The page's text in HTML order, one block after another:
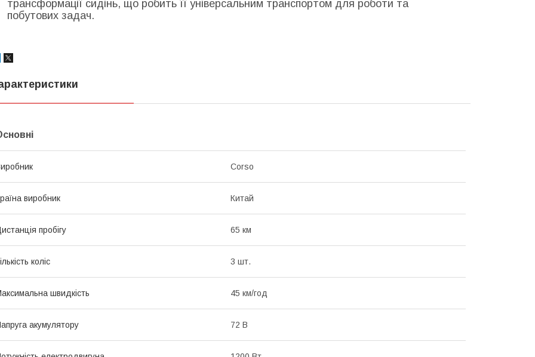
трансформації сидінь, що робить її універсальним транспортом для роботи та
побутових задач.
Corso
виробник Китай
пробігу 65 км
коліс 3 шт.
швидкість 45 км/год
акумулятору 72 В